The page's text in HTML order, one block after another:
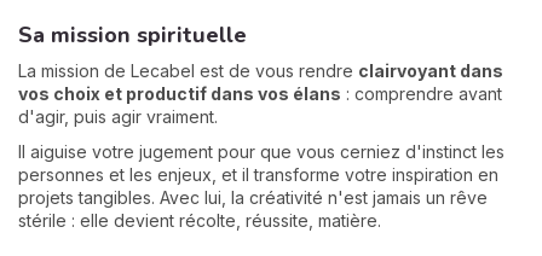
Sa mission spirituelle
La mission de Lecabel est de vous rendre clairvoyant dans
vos choix et productif dans vos élans : comprendre avant
d'agir, puis agir vraiment.
Il aiguise votre jugement pour que vous cerniez d'instinct les
personnes et les enjeux, et il transforme votre inspiration en
projets tangibles. Avec lui, la créativité n'est jamais un rêve
stérile : elle devient récolte, réussite, matière.